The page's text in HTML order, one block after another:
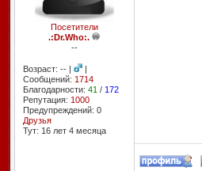
Посетители
.:Dr.Who:.
--
Возраст: -- |
|
Сообщений: 1714
Благодарности: 41 / 172
Репутация: 1000
Предупреждений: 0
Друзья
Тут: 16 лет 4 месяцa